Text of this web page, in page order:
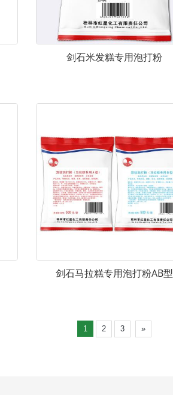
剑石米发糕专用泡打粉
剑石马拉糕专用泡打粉AB型
1 2 3 »